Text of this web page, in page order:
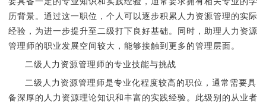
历背景。通过这一职位，个人可以逐步积累人力资源管理的实际
经验，为进一步提升至二级打下良好基础。同时，助理人力资源
管理师的职业发展空间较大，能够接触到更多的管理层面。
二级人力资源管理师的专业技能与挑战
二级人力资源管理师是专业化程度较高的职位，通常需要具
备深厚的人力资源理论知识和丰富的实践经验。此级别的从业者